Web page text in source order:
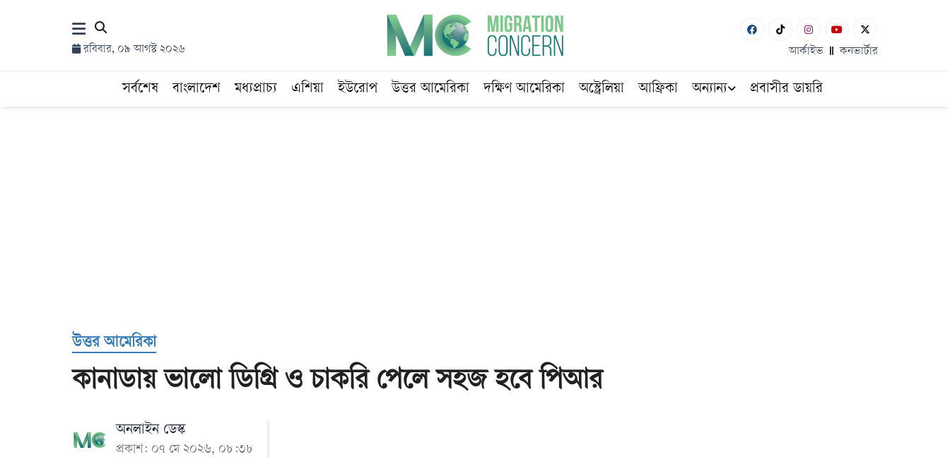
রবিবার, ০৯ আগস্ট ২০২৬ আর্কাইভ কনভার্টার
সর্বশেষ বাংলাদেশ মধ্যপ্রাচ্য এশিয়া ইউরোপ উত্তর আমেরিকা দক্ষিণ আমেরিকা অস্ট্রেলিয়া আফ্রিকা অন্যান্য প্রবাসীর ডায়রি
উত্তর আমেরিকা
কানাডায় ভালো ডিগ্রি ও চাকরি পেলে সহজ হবে পিআর
অনলাইন ডেস্ক
প্রকাশ: ০৭ মে ২০২৬, ০৮:৩৮